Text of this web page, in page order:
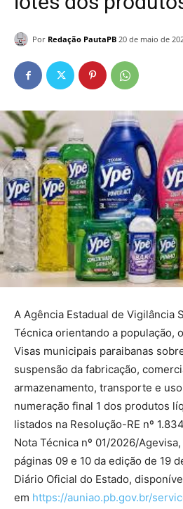
Por Redação PautaPB 20 de maio de
A Agência Estadual de Vigilância
Técnica orientando a população,
Visas municipais paraibanas
suspensão da fabricação,
armazenamento, transporte e
numeração final 1 dos produtos
listados na Resolução-RE nº
Nota Técnica nº 01/2026/
páginas 09 e 10 da edição de 19
Diário Oficial do Estado,
em https://auniao.pb.gov.br/